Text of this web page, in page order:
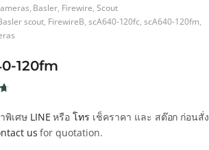
Basler Firewire Scout
scout FirewireB scA640-120fc ,scA640-120fm
120fm
พิเศษ LINE หรือโทร เช็คราคา และ สต๊อก ก่อนสั่
us for quotation.